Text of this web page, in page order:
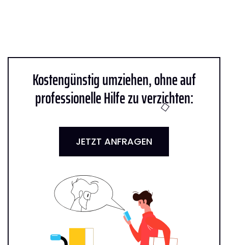
Kostengünstig umziehen, ohne auf
professionelle Hilfe zu verzichten:
JETZT ANFRAGEN